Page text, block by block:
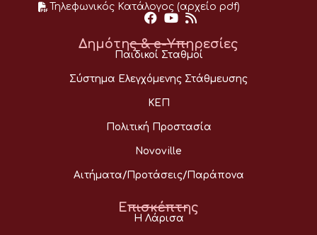
Τηλεφωνικός Κατάλογος (αρχείο pdf)
Δημότης & e-Υπηρεσίες
Παιδικοί Σταθμοί
Σύστημα Ελεγχόμενης Στάθμευσης
ΚΕΠ
Πολιτική Προστασία
Novoville
Αιτήματα/Προτάσεις/Παράπονα
Επισκέπτης
Η Λάρισα